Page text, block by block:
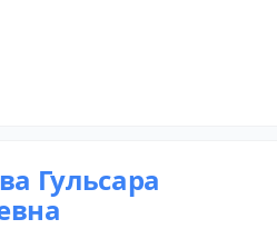
Гульсара